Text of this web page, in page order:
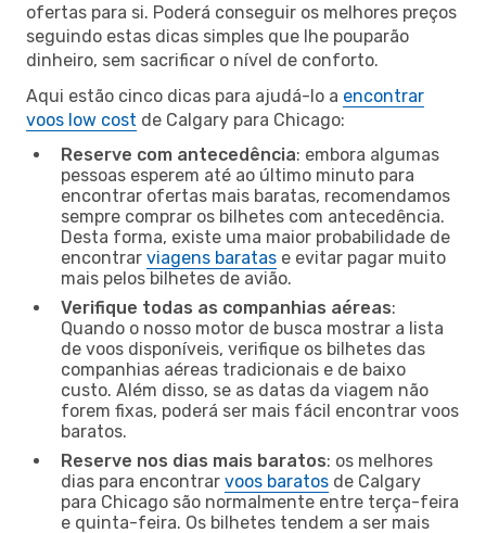
ofertas para si. Poderá conseguir os melhores preços
seguindo estas dicas simples que lhe pouparão
dinheiro, sem sacrificar o nível de conforto.
Aqui estão cinco dicas para ajudá-lo a encontrar
voos low cost de Calgary para Chicago:
Reserve com antecedência: embora algumas
pessoas esperem até ao último minuto para
encontrar ofertas mais baratas, recomendamos
sempre comprar os bilhetes com antecedência.
Desta forma, existe uma maior probabilidade de
encontrar viagens baratas e evitar pagar muito
mais pelos bilhetes de avião.
Verifique todas as companhias aéreas:
Quando o nosso motor de busca mostrar a lista
de voos disponíveis, verifique os bilhetes das
companhias aéreas tradicionais e de baixo
custo. Além disso, se as datas da viagem não
forem fixas, poderá ser mais fácil encontrar voos
baratos.
Reserve nos dias mais baratos: os melhores
dias para encontrar voos baratos de Calgary
para Chicago são normalmente entre terça-feira
e quinta-feira. Os bilhetes tendem a ser mais